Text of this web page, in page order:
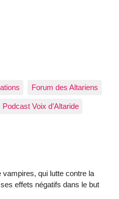
Forum des Altariens
Podcast Voix d’Altaride
vampires, qui lutte contre la
effets négatifs dans le but